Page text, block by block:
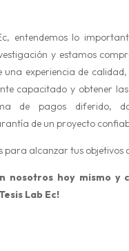
entendemos lo
y estamos
experiencia de
capacitado y obtener
de pagos diferido,
de un proyecto
para alcanzar tus objetivos
nosotros hoy mismo y
Lab Ec!